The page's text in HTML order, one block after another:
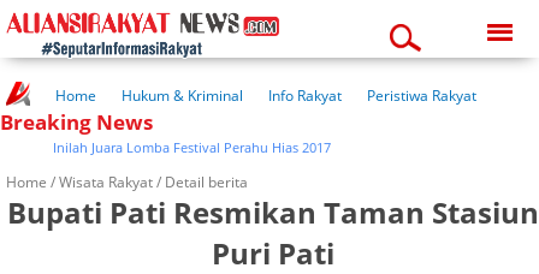
02:53:06 pm
Home Hukum & Kriminal Info Rakyat
Peristiwa Rakyat
Kuliner Rakyat
Wisata Rakyat
Pendidikan
Kesehatan
Breaking News
Inilah Juara Lomba Festival Perahu Hias 2017
Home /Wisata Rakyat/ Detail berita
Bupati Pati Resmikan Taman Stasiun
Puri Pati